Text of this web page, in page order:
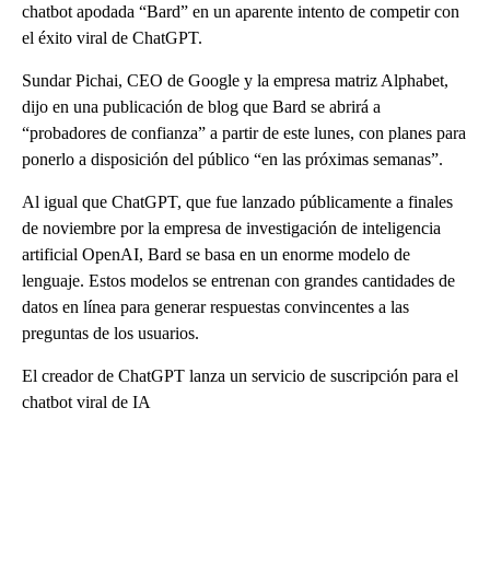
chatbot apodada “Bard” en un aparente intento de competir con
el éxito viral de ChatGPT.
Sundar Pichai, CEO de Google y la empresa matriz Alphabet,
dijo en una publicación de blog que Bard se abrirá a
“probadores de confianza” a partir de este lunes, con planes para
ponerlo a disposición del público “en las próximas semanas”.
Al igual que ChatGPT, que fue lanzado públicamente a finales
de noviembre por la empresa de investigación de inteligencia
artificial OpenAI, Bard se basa en un enorme modelo de
lenguaje. Estos modelos se entrenan con grandes cantidades de
datos en línea para generar respuestas convincentes a las
preguntas de los usuarios.
El creador de ChatGPT lanza un servicio de suscripción para el
chatbot viral de IA